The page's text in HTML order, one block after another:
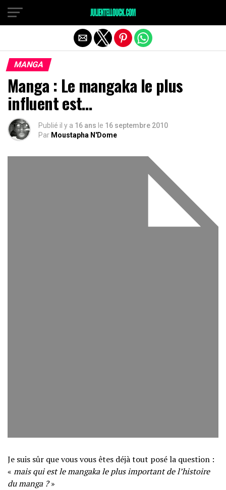
MANGA
Manga : Le mangaka le plus
influent est…
Publié il y a 16 ans le 16 septembre 2010
Par Moustapha N'Dome
Je suis sûr que vous vous êtes déjà tout posé la question :
« mais qui est le mangaka le plus important de l’histoire
du manga ?»